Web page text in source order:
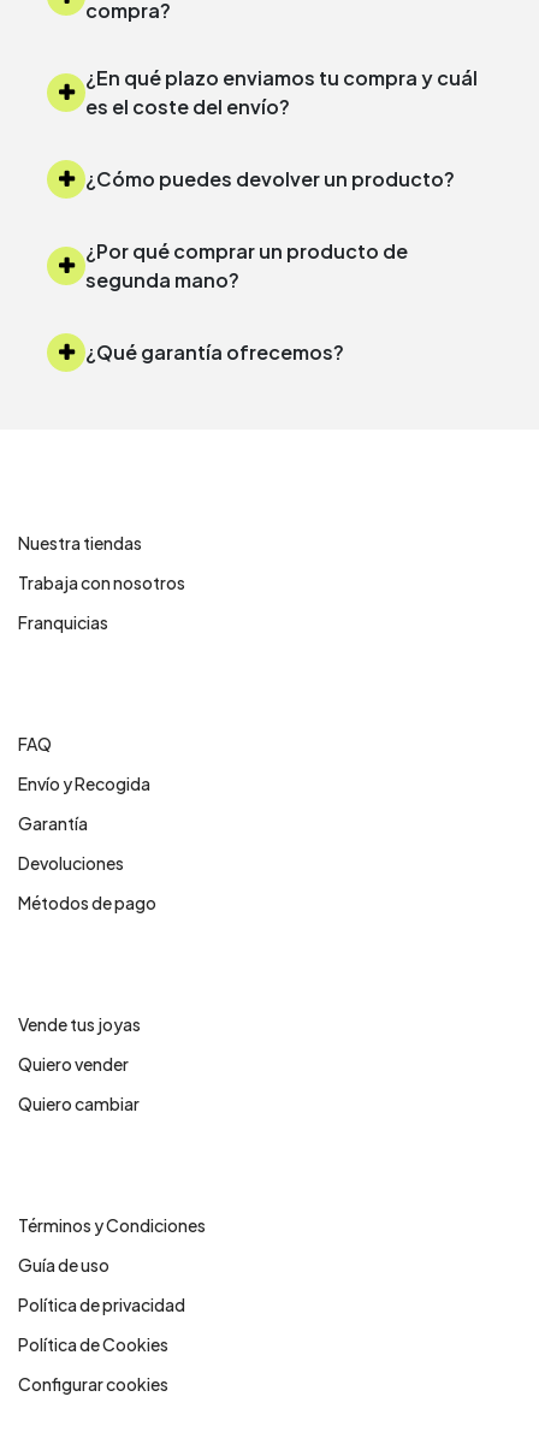
compra?
¿En qué plazo enviamos tu compra y cuál
es el coste del envío?
¿Cómo puedes devolver un producto?
¿Por qué comprar un producto de
segunda mano?
¿Qué garantía ofrecemos?
Nuestra tiendas
Trabaja con nosotros
Franquicias
FAQ
Envío y Recogida
Garantía
Devoluciones
Métodos de pago
Vende tus joyas
Quiero vender
Quiero cambiar
Términos y Condiciones
Guía de uso
Política de privacidad
Política de Cookies
Configurar cookies